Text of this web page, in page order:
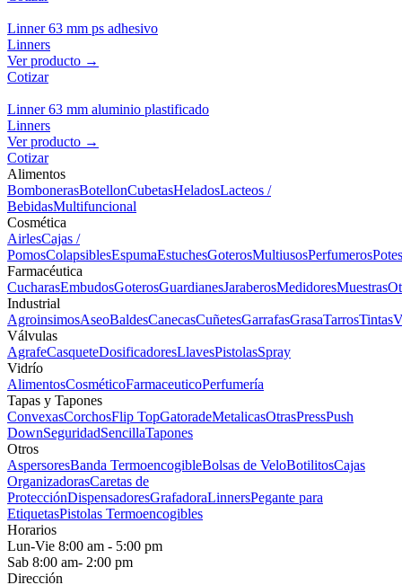
Linner 63 mm ps adhesivo
Linners
Ver producto →
Cotizar
Linner 63 mm aluminio plastificado
Linners
Ver producto →
Cotizar
Alimentos
BombonerasBotellonCubetasHeladosLacteos /
BebidasMultifuncional
Cosmética
AirlesCajas /
PomosColapsiblesEspumaEstuchesGoterosMultiusosPerfumerosPotes
Farmacéutica
CucharasEmbudosGoterosGuardianesJaraberosMedidoresMuestras
Industrial
AgroinsimosAseoBaldesCanecasCuñetesGarrafasGrasaTarrosTintas
Válvulas
AgrafeCasqueteDosificadoresLlavesPistolasSpray
Vidrío
AlimentosCosméticoFarmaceuticoPerfumería
Tapas y Tapones
ConvexasCorchosFlip TopGatoradeMetalicasOtrasPressPush
DownSeguridadSencillaTapones
Otros
AspersoresBanda TermoencogibleBolsas de VeloBotilitosCajas
OrganizadorasCaretas de
ProtecciónDispensadoresGrafadoraLinnersPegante para
EtiquetasPistolas Termoencogibles
Horarios
Lun-Vie 8:00 am - 5:00 pm
Sab 8:00 am- 2:00 pm
Dirección